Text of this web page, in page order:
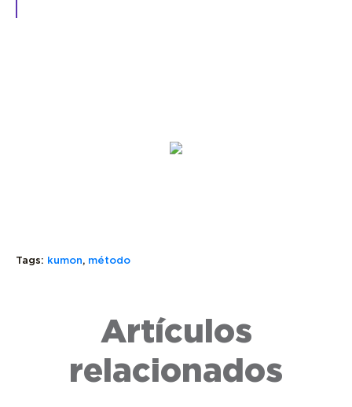
Tags: kumon, método
Artículos
relacionados
BENEFICIOS
QUE